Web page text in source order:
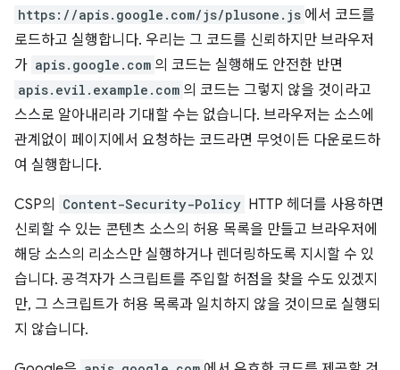
https://apis.google.com/js/plusone.js 에서 코드를
로드하고 실행합니다. 우리는 그 코드를 신뢰하지만 브라우저
가 apis.google.com 의 코드는 실행해도 안전한 반면
apis.evil.example.com 의 코드는 그렇지 않을 것이라고
스스로 알아내리라 기대할 수는 없습니다. 브라우저는 소스에
관계없이 페이지에서 요청하는 코드라면 무엇이든 다운로드하
여 실행합니다.
CSP의 Content-Security-Policy HTTP 헤더를 사용하면
신뢰할 수 있는 콘텐츠 소스의 허용 목록을 만들고 브라우저에
해당 소스의 리소스만 실행하거나 렌더링하도록 지시할 수 있
습니다. 공격자가 스크립트를 주입할 허점을 찾을 수도 있겠지
만, 그 스크립트가 허용 목록과 일치하지 않을 것이므로 실행되
지 않습니다.